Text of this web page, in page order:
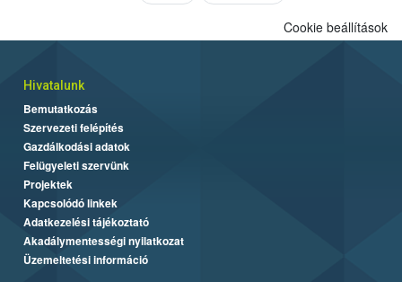
Cookie beállítások
Hivatalunk
Bemutatkozás
Szervezeti felépítés
Gazdálkodási adatok
Felügyeleti szervünk
Projektek
Kapcsolódó linkek
Adatkezelési tájékoztató
Akadálymentességi nyilatkozat
Üzemeltetési információ